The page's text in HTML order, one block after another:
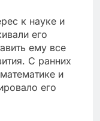
к науке и
его
ему все
С ранних
и
его